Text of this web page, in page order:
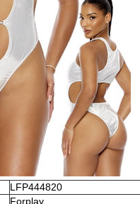
LFP444820
Forplay